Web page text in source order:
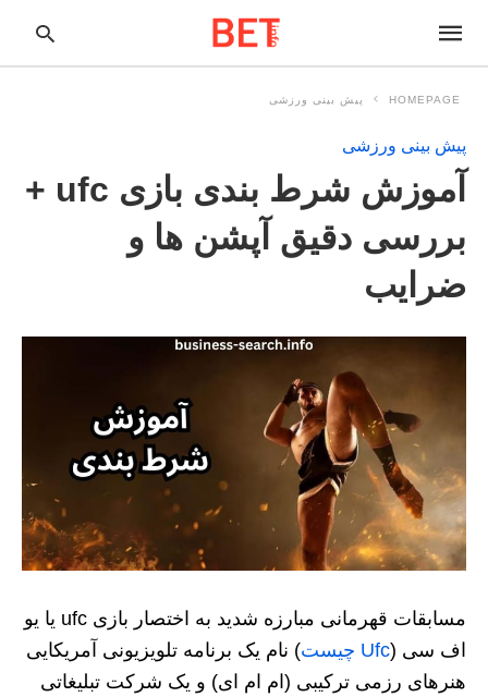
HOMEPAGE پیش بینی ورزشی
پیش بینی ورزشی
آموزش شرط بندی بازی ufc +
بررسی دقیق آپشن ها و
ضرایب
مسابقات قهرمانی مبارزه شدید به اختصار بازی ufc یا یو
اف سی (Ufc چیست
) نام یک برنامه تلویزیونی آمریکایی
هنرهای رزمی ترکیبی (ام‌ ام‌ ای) و یک شرکت تبلیغاتی